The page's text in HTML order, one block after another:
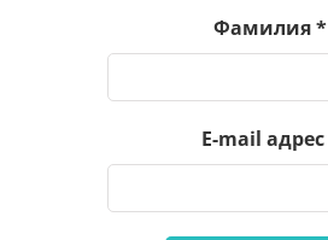
Фамилия*
E-mail адрес